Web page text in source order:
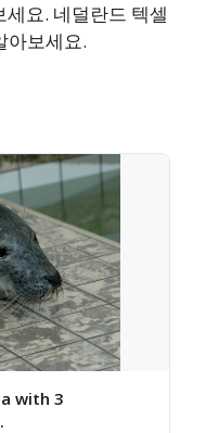
요. 네덜란드 텍셀
아보세요.
with 3